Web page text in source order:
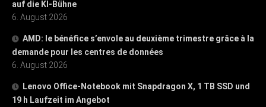
auf die KI-Bühne
6. August 2026
AMD: le bénéfice s’envole au deuxième trimestre grâce à la
demande pour les centres de données
6. August 2026
Lenovo Office-Notebook mit Snapdragon X, 1 TB SSD und
19 h Laufzeit im Angebot